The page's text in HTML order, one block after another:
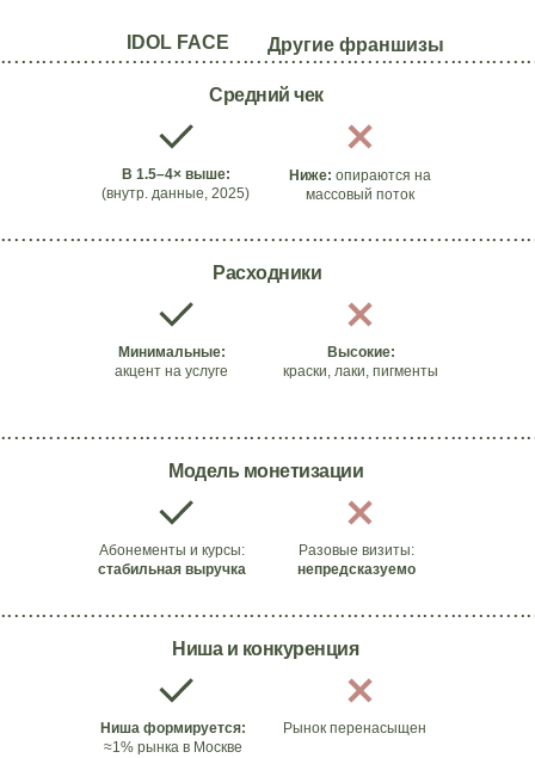
IDOL FACE Другие франшизы
Разовые визиты:
непредсказуемо
Абонементы и курсы:
стабильная выручка
Модель монетизации
Минимальные:
акцент на услуге
Высокие:
краски, лаки, пигменты
Расходники
В 1.5–4× выше:
(внутр. данные, 2025)
Ниже: опираются на
массовый поток
Средний чек
Рынок перенасыщен
Ниша формируется:
≈1% рынка в Москве
Ниша и конкуренция